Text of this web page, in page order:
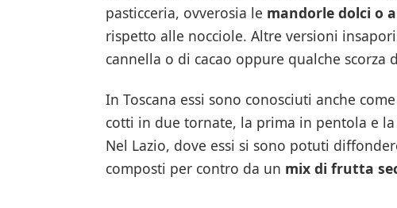
pasticceria, ovverosia le mandorle dolci o
rispetto alle nocciole. Altre versioni
cannella o di cacao oppure qualche
In Toscana essi sono conosciuti anche come
cotti in due tornate, la prima in pentola e
Nel Lazio, dove essi si sono potuti
composti per contro da un mix di frutta